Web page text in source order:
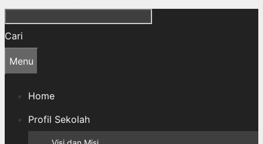
Cari
Menu
Home
Profil Sekolah